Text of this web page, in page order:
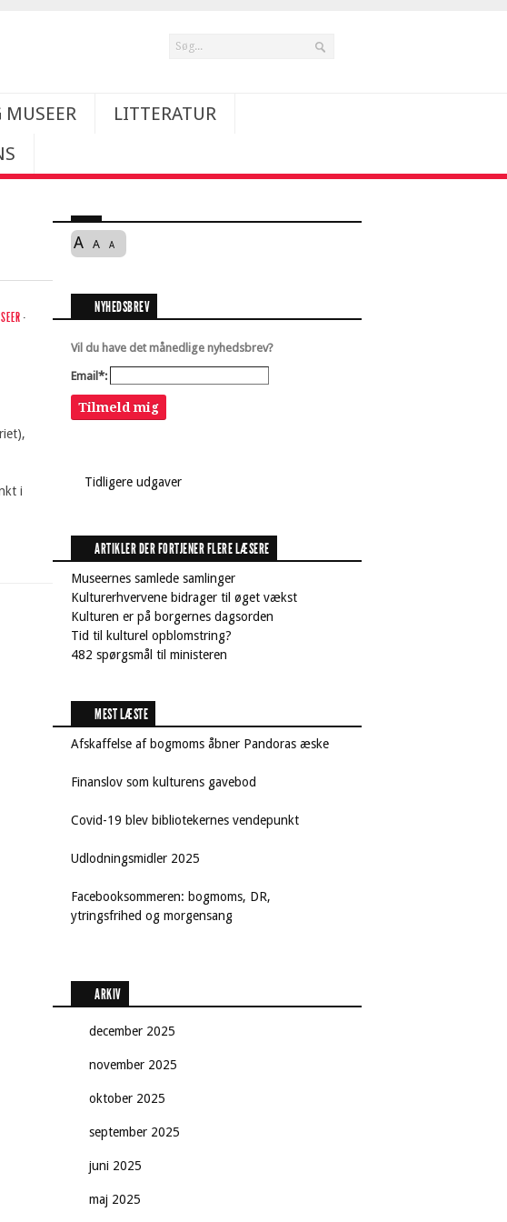
MUSEER
LITTERATUR
·
i
A A A
NYHEDSBREV
Vil du have det månedlige nyhedsbrev?
Email*:
Tilmeld mig
Tidligere udgaver
ARTIKLER DER FORTJENER FLERE LÆSERE
Museernes samlede samlinger
Kulturerhvervene bidrager til øget vækst
Kulturen er på borgernes dagsorden
Tid til kulturel opblomstring?
482 spørgsmål til ministeren
MEST LÆSTE
Afskaffelse af bogmoms åbner Pandoras æske
Finanslov som kulturens gavebod
Covid-19 blev bibliotekernes vendepunkt
Udlodningsmidler 2025
Facebooksommeren: bogmoms, DR,
ytringsfrihed og morgensang
ARKIV
december 2025
november 2025
oktober 2025
september 2025
juni 2025
maj 2025